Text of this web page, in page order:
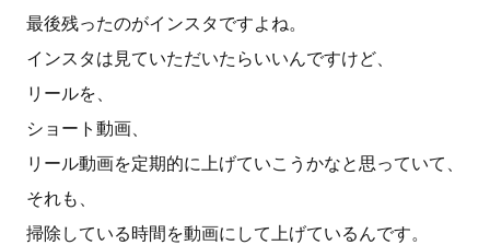
最後残ったのがインスタですよね。
インスタは見ていただいたらいいんですけど、
リールを、
ショート動画、
リール動画を定期的に上げていこうかなと思っていて、
それも、
掃除している時間を動画にして上げているんです。